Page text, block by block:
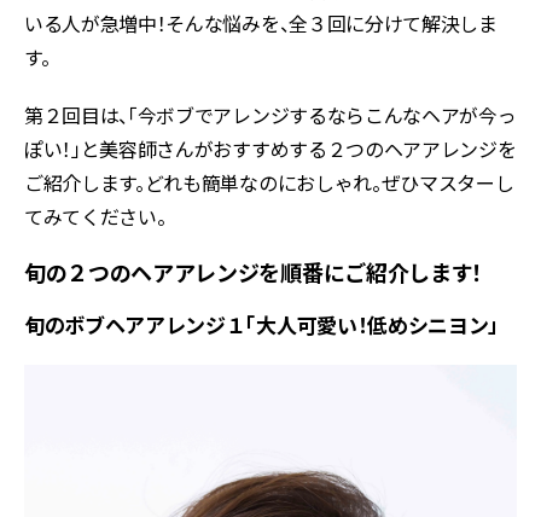
いる人が急増中！そんな悩みを、全３回に分けて解決しま
す。
第２回目は、「今ボブでアレンジするならこんなヘアが今っ
ぽい！」と美容師さんがおすすめする２つのヘアアレンジを
ご紹介します。どれも簡単なのにおしゃれ。ぜひマスターし
てみてください。
旬の２つのヘアアレンジを順番にご紹介します！
旬のボブヘアアレンジ１「大人可愛い！低めシニヨン」